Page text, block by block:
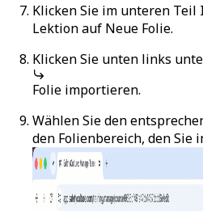
Klicken Sie im unteren
Lektion auf Neue Folie.
Klicken Sie unten links
Folie importieren.
Wählen Sie den
den Folienbereich, den Sie